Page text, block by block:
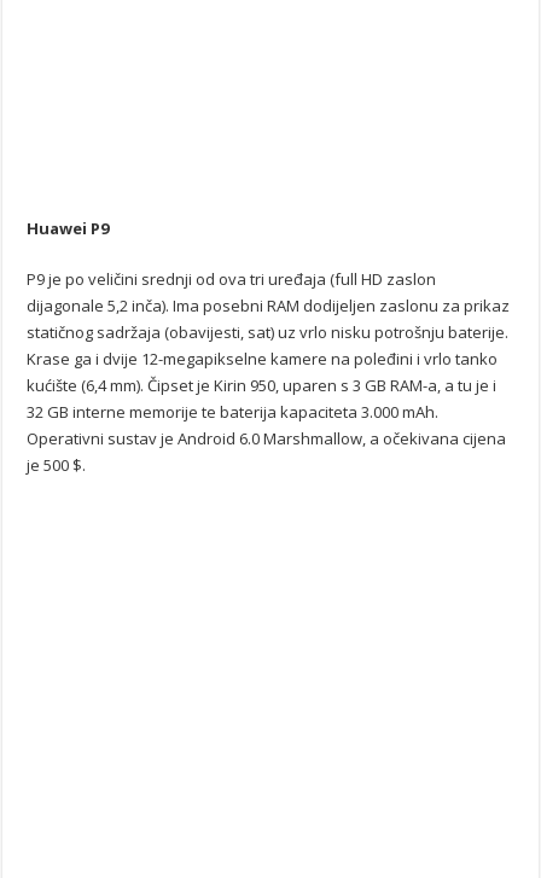
Huawei P9
P9 je po veličini srednji od ova tri uređaja (full HD zaslon
dijagonale 5,2 inča). Ima posebni RAM dodijeljen zaslonu za prikaz
statičnog sadržaja (obavijesti, sat) uz vrlo nisku potrošnju baterije.
Krase ga i dvije 12-megapikselne kamere na poleđini i vrlo tanko
kućište (6,4 mm). Čipset je Kirin 950, uparen s 3 GB RAM-a, a tu je i
32 GB interne memorije te baterija kapaciteta 3.000 mAh.
Operativni sustav je Android 6.0 Marshmallow, a očekivana cijena
je 500 $.